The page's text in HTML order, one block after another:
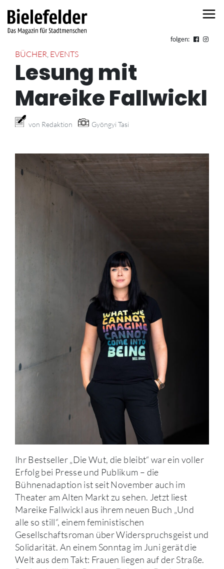
folgen:
BÜCHER, EVENTS
Lesung mit
Mareike Fallwickl
von Redaktion Gyöngyi Tasi
Ihr Bestseller „Die Wut, die bleibt“ war ein voller
Erfolg bei Presse und Publikum – die
Bühnenadaption ist seit November auch im
Theater am Alten Markt zu sehen. Jetzt liest
Mareike Fallwickl aus ihrem neuen Buch „Und
alle so still“, einem feministischen
Gesellschaftsroman über Widerspruchsgeist und
Solidarität. An einem Sonntag im Juni gerät die
Welt aus dem Takt: Frauen liegen auf der Straße.